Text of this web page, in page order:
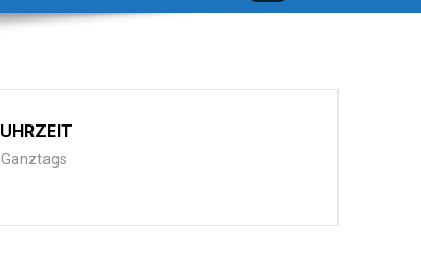
UHRZEIT
Ganztags